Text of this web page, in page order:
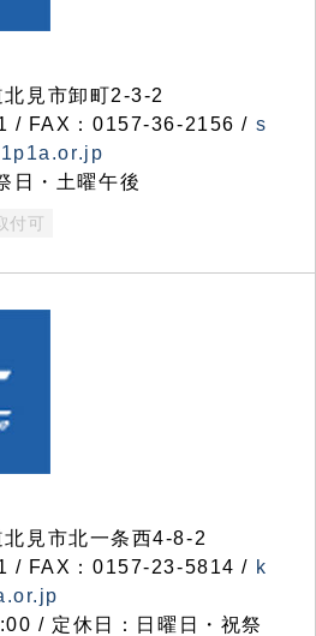
見市卸町2-3-2
/ FAX：0157-36-2156 / s
日・土曜午後
付可
見市北一条西4-8-2
/ FAX：0157-23-5814 / k
/ 定休日：日曜日・祝祭